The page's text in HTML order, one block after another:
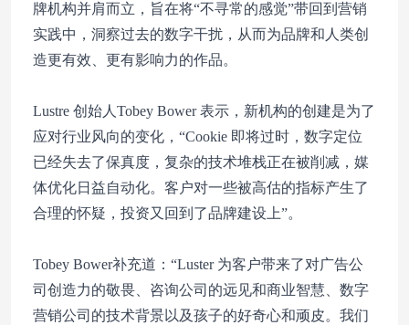
牌机构并肩而立，旨在将“不寻常的感觉”带回到营销
实践中，洞察过去的数字干扰，从而为品牌和人类创
造更有效、更有影响力的作品。
Lustre 创始人Tobey Bower 表示，新机构的创建是为了
应对行业风向的变化，“Cookie 即将过时，数字定位
已经失去了保真度，复杂的技术堆栈正在被削减，媒
体优化日益自动化。客户对一些被高估的指标产生了
合理的怀疑，投资又回到了品牌建设上”。
Tobey Bower补充道：“Luster 为客户带来了对广告公
司创造力的敬畏、咨询公司的远见和商业智慧、数字
营销公司的技术背景以及孩子的好奇心和顽皮。我们